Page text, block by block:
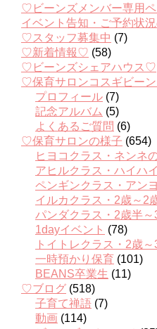
♡ビーンズメンバー専用
イベント告知・ご予約状
♡スタッフ募集中 (7)
♡新着情報♡ (58)
♡ビーンズシェアハウス♡
♡保育サロンコスギビー
プロフィール (7)
記念アルバム (5)
よくあるご質問 (6)
♡保育サロンの様子 (654)
ヒヨコクラス・ネンネ
アヒルクラス・ハイハ
ペンギンクラス・アン
イルカクラス・2歳～2
パンダクラス・2歳半～
1dayイベント (78)
トイトレクラス・2歳～
一時預かり保育 (101)
BEANS卒業生 (11)
♡ブログ (518)
子育て禅語 (7)
動画 (114)